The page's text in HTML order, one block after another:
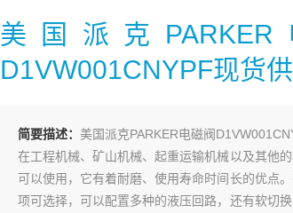
美国派克
D1VW001CNYPF现货
简要描述： 美国派克PARKER电磁阀
在工程机械、矿山机械、起重运输机械以及其他
可以使用，它有着耐磨、使用寿命时间长的优点
项可选择，可以配置多种的液压回路，还有软切